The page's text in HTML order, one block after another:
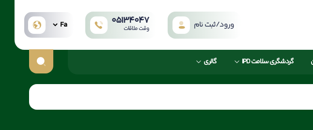
ورود/ثبت نام 05134047
وقت ملاقات
گردشگری سلامت IPD گالری